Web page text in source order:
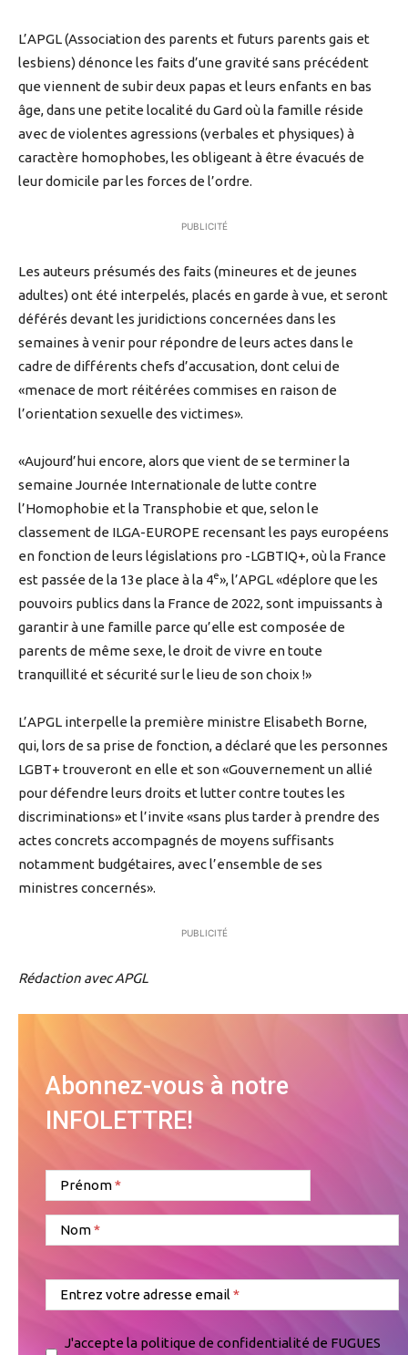
L’APGL (Association des parents et futurs parents gais et
lesbiens) dénonce les faits d’une gravité sans précédent
que viennent de subir deux papas et leurs enfants en bas
âge, dans une petite localité du Gard où la famille réside
avec de violentes agressions (verbales et physiques) à
caractère homophobes, les obligeant à être évacués de
leur domicile par les forces de l’ordre.
PUBLICITÉ
Les auteurs présumés des faits (mineures et de jeunes
adultes) ont été interpelés, placés en garde à vue, et seront
déférés devant les juridictions concernées dans les
semaines à venir pour répondre de leurs actes dans le
cadre de différents chefs d’accusation, dont celui de
«menace de mort réitérées commises en raison de
l’orientation sexuelle des victimes».
«Aujourd’hui encore, alors que vient de se terminer la
semaine Journée Internationale de lutte contre
l’Homophobie et la Transphobie et que, selon le
classement de ILGA-EUROPE recensant les pays européens
en fonction de leurs législations pro -LGBTIQ+, où la France
est passée de la 13e place à la 4e», l’APGL «déplore que les
pouvoirs publics dans la France de 2022, sont impuissants à
garantir à une famille parce qu’elle est composée de
parents de même sexe, le droit de vivre en toute
tranquillité et sécurité sur le lieu de son choix !»
L’APGL interpelle la première ministre Elisabeth Borne,
qui, lors de sa prise de fonction, a déclaré que les personnes
LGBT+ trouveront en elle et son «Gouvernement un allié
pour défendre leurs droits et lutter contre toutes les
discriminations» et l’invite «sans plus tarder à prendre des
actes concrets accompagnés de moyens suffisants
notamment budgétaires, avec l’ensemble de ses
ministres concernés».
PUBLICITÉ
Rédaction avec APGL
Abonnez-vous à notre
INFOLETTRE!
Prénom
Nom
Entrez votre adresse email
J'accepte la politique de confidentialité de FUGUES